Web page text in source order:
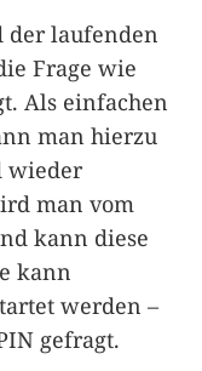
der laufenden
Frage wie
Als einfachen
man hierzu
wieder
man vom
kann diese
kann
werden –
gefragt.